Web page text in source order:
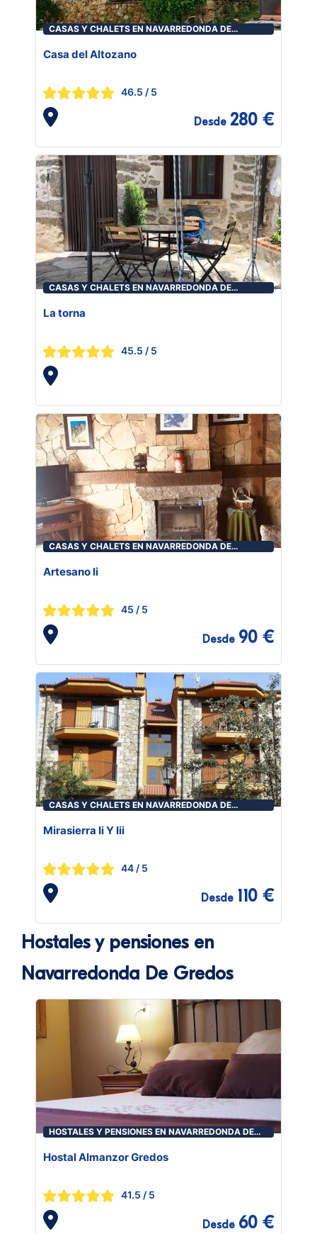
CASAS Y CHALETS EN NAVARREDONDA DE
Casa del Altozano
46.5 / 5
Desde 280 €
CASAS Y CHALETS EN NAVARREDONDA DE
La torna
45.5 / 5
CASAS Y CHALETS EN NAVARREDONDA DE
Artesano Ii
45 / 5
Desde 90 €
CASAS Y CHALETS EN NAVARREDONDA DE
Mirasierra Ii Y Iii
44 / 5
Desde 110 €
Hostales y pensiones en
Navarredonda De Gredos
HOSTALES Y PENSIONES EN NAVARREDONDA DE
Hostal Almanzor Gredos
41.5 / 5
Desde 60 €